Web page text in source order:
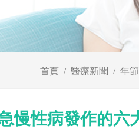
首頁 醫療新聞 年
慢性病發作的六